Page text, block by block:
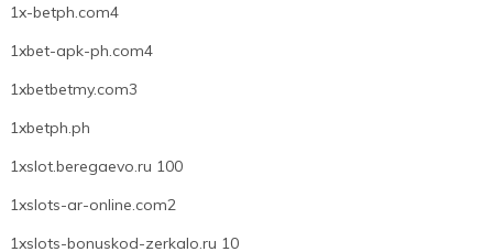
1x-betph.com4
1xbet-apk-ph.com4
1xbetbetmy.com3
1xbetph.ph
1xslot.beregaevo.ru 100
1xslots-ar-online.com2
1xslots-bonuskod-zerkalo.ru 10